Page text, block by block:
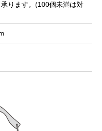
ります。(100個未満は対